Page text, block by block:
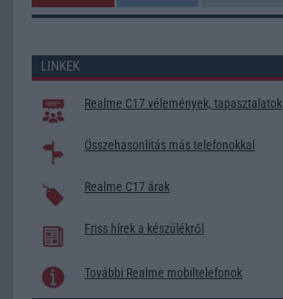
LINKEK
Realme C17 vélemények, tapasztalatok
Összehasonlítás más telefonokkal
Realme C17 árak
Friss hírek a készülékről
További Realme mobiltelefonok